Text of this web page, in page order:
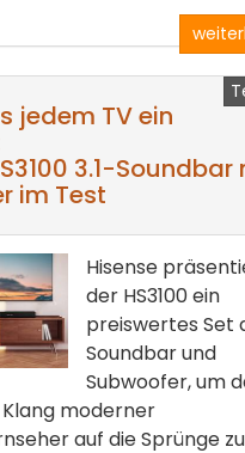
jedem TV ein
3.1-Soundbar
im Test
Hisense
der HS3100 ein
preiswertes Set
Soundbar und
Subwoofer, um
moderner
auf die Sprünge